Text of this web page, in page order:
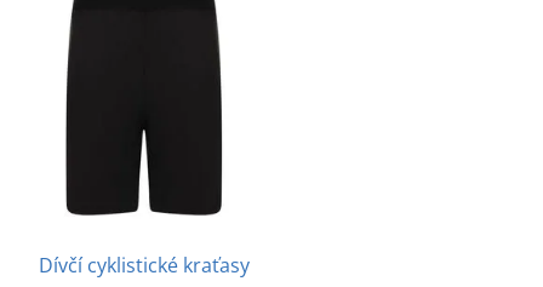
Dívčí cyklistické kraťasy